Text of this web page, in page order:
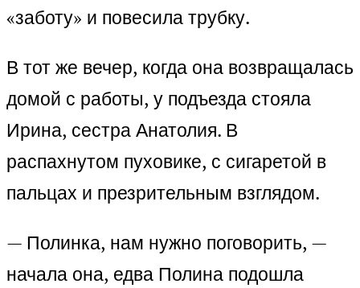
«заботу» и повесила трубку.
В тот же вечер, когда она возвращалась
домой с работы, у подъезда стояла
Ирина, сестра Анатолия. В
распахнутом пуховике, с сигаретой в
пальцах и презрительным взглядом.
— Полинка, нам нужно поговорить, —
начала она, едва Полина подошла